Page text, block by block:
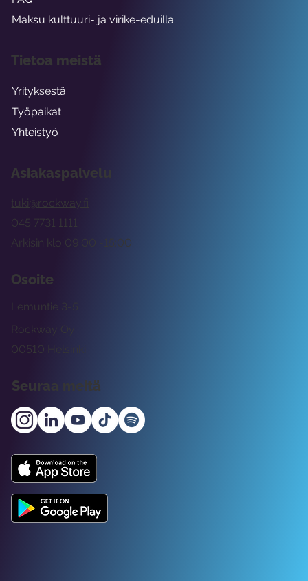
Asiakaspalvelu
tuki@rockway.fi
Arkisin klo 09:00 -15:00
045 7731 1111
Osoite
Rockway Oy
Lemuntie 3-5
00510 Helsinki
Seuraa meitä
Maksu kulttuuri- ja virike-eduilla
Tietoa meistä
Yrityksestä
Työpaikat
Yhteistyö